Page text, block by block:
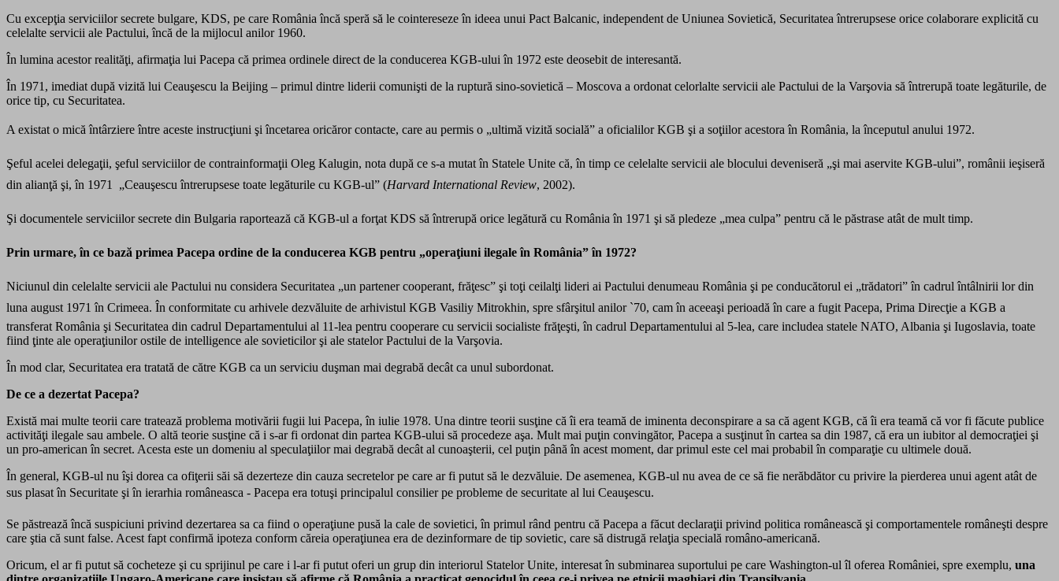
Cu excepţia serviciilor secrete bulgare, KDS, pe care România încă speră să le cointereseze în ideea unui Pact Balcanic, independent de Uniunea Sovietică, Securitatea întrerupsese orice colaborare explicită cu
celelalte servicii ale Pactului, încă de la mijlocul anilor 1960.
În lumina acestor realităţi, afirmaţia lui Pacepa că primea ordinele direct de la conducerea KGB-ului în 1972 este deosebit de interesantă.
În 1971, imediat după vizită lui Ceauşescu la Beijing – primul dintre liderii comunişti de la ruptură sino-sovietică – Moscova a ordonat celorlalte servicii ale Pactului de la Varşovia să întrerupă toate legăturile, de
orice tip, cu Securitatea.
A existat o mică întârziere între aceste instrucţiuni şi încetarea oricăror contacte, care au permis o „ultimă vizită socială” a oficialilor KGB şi a soţiilor acestora în România, la începutul anului 1972.
Şeful acelei delegaţii, şeful serviciilor de contrainformaţii Oleg Kalugin, nota după ce s-a mutat în Statele Unite că, în timp ce celelalte servicii ale blocului deveniseră „şi mai aservite KGB-ului”, românii ieşiseră
din alianţă şi, în 1971  „Ceauşescu întrerupsese toate legăturile cu KGB-ul” (Harvard International Review, 2002).
Şi documentele serviciilor secrete din Bulgaria raportează că KGB-ul a forţat KDS să întrerupă orice legătură cu România în 1971 şi să pledeze „mea culpa” pentru că le păstrase atât de mult timp.
Prin urmare, în ce bază primea Pacepa ordine de la conducerea KGB pentru „operaţiuni ilegale în România” în 1972?
Niciunul din celelalte servicii ale Pactului nu considera Securitatea „un partener cooperant, frăţesc” şi toţi ceilalţi lideri ai Pactului denumeau România şi pe conducătorul ei „trădatori” în cadrul întâlnirii lor din
luna august 1971 în Crimeea. În conformitate cu arhivele dezvăluite de arhivistul KGB Vasiliy Mitrokhin, spre sfârşitul anilor `70, cam în aceeaşi perioadă în care a fugit Pacepa, Prima Direcţie a KGB a
transferat România şi Securitatea din cadrul Departamentului al 11-lea pentru cooperare cu servicii socialiste frăţeşti, în cadrul Departamentului al 5-lea, care includea statele NATO, Albania şi Iugoslavia, toate
fiind ţinte ale operaţiunilor ostile de intelligence ale sovieticilor şi ale statelor Pactului de la Varşovia.
În mod clar, Securitatea era tratată de către KGB ca un serviciu duşman mai degrabă decât ca unul subordonat.
De ce a dezertat Pacepa?
Există mai multe teorii care tratează problema motivării fugii lui Pacepa, în iulie 1978. Una dintre teorii susţine că îi era teamă de iminenta deconspirare a sa că agent KGB, că îi era teamă că vor fi făcute publice
activităţi ilegale sau ambele. O altă teorie susţine că i s-ar fi ordonat din partea KGB-ului să procedeze aşa. Mult mai puţin convingător, Pacepa a susţinut în cartea sa din 1987, că era un iubitor al democraţiei şi
un pro-american în secret. Acesta este un domeniu al speculaţiilor mai degrabă decât al cunoaşterii, cel puţin până în acest moment, dar primul este cel mai probabil în comparaţie cu ultimele două.
În general, KGB-ul nu îşi dorea ca ofiţerii săi să dezerteze din cauza secretelor pe care ar fi putut să le dezvăluie. De asemenea, KGB-ul nu avea de ce să fie nerăbdător cu privire la pierderea unui agent atât de
sus plasat în Securitate şi în ierarhia româneasca - Pacepa era totuşi principalul consilier pe probleme de securitate al lui Ceauşescu.
Se păstrează încă suspiciuni privind dezertarea sa ca fiind o operaţiune pusă la cale de sovietici, în primul rând pentru că Pacepa a făcut declaraţii privind politica românească şi comportamentele româneşti despre
care ştia că sunt false. Acest fapt confirmă ipoteza conform căreia operaţiunea era de dezinformare de tip sovietic, care să distrugă relaţia specială româno-americană.
Oricum, el ar fi putut să cocheteze şi cu sprijinul pe care i l-ar fi putut oferi un grup din interiorul Statelor Unite, interesat în subminarea suportului pe care Washington-ul îl oferea României, spre exemplu, una